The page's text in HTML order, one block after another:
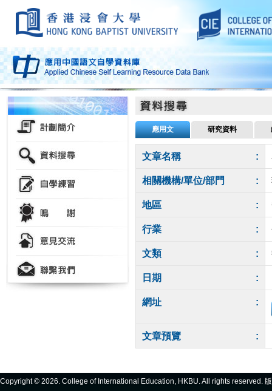
應用文 研究資料
文章名稱 :
相關機構/單位/部門 :
地區 :
行業 :
文類 :
日期 :
網址 :
文章預覽 :
Copyright © 2026. College of International Education, HKBU. All rights reserved.